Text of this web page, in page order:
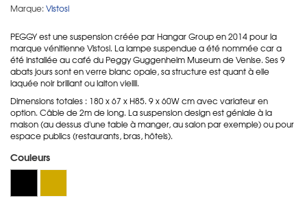
Marque: Vistosi
PEGGY est une suspension créée par Hangar Group en 2014 pour la
marque vénitienne Vistosi. La lampe suspendue a été nommée car a
été installée au café du Peggy Guggenheim Museum de Venise. Ses 9
abats jours sont en verre blanc opale, sa structure est quant à elle
laquée noir brillant ou laiton vieilli.
Dimensions totales : 180 x 67 x H85. 9 x 60W cm avec variateur en
option. Câble de 2m de long. La suspension design est géniale à la
maison (au dessus d'une table à manger, au salon par exemple) ou pour
espace publics (restaurants, bras, hôtels).
Couleurs